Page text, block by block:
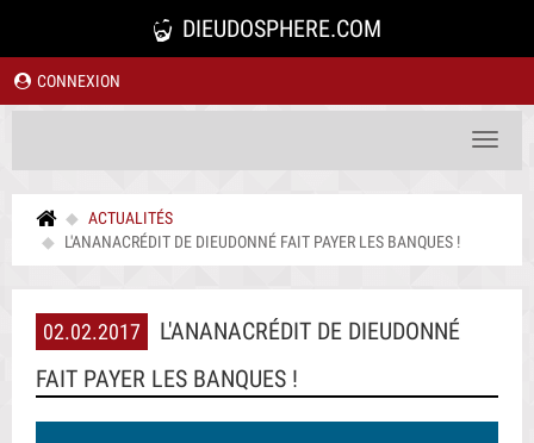
DIEUDOSPHERE.COM
CONNEXION
Toggle
ACTUALITÉS
L'ANANACRÉDIT DE DIEUDONNÉ FAIT PAYER LES BANQUES !
02.02.2017
L'ANANACRÉDIT DE DIEUDONNÉ
FAIT PAYER LES BANQUES !